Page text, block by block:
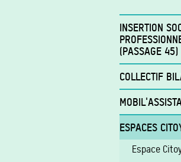
INSERTION
(PASSAGE 45)
Services de
Insertion
Insertion
Contrat
COLLECTIF
ESPACES
Espace